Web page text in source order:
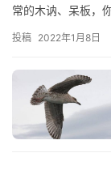
常的木讷、呆板，
看事情特别的透彻
投稿 2022年1月8日